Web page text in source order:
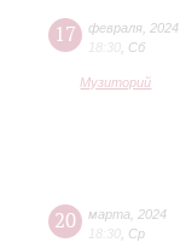
17 февраля 2024
18:30 Сб
Музиторий
20 марта
2024
18:30 Ср